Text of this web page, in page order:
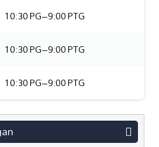
10:30 PG–9:00 PTG
10:30 PG–9:00 PTG
10:30 PG–9:00 PTG